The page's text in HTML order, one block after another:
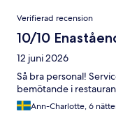
Recensioner
Verifierad recension
10/10
12 juni 2026
Så bra personal!
bemötande i
Ann-Charlotte, 6